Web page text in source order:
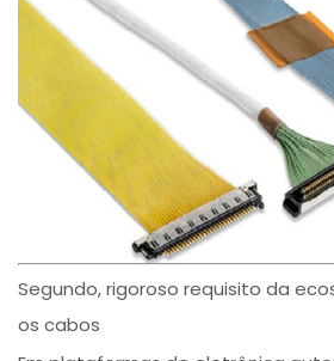
Segundo, rigoroso requisito da
os cabos